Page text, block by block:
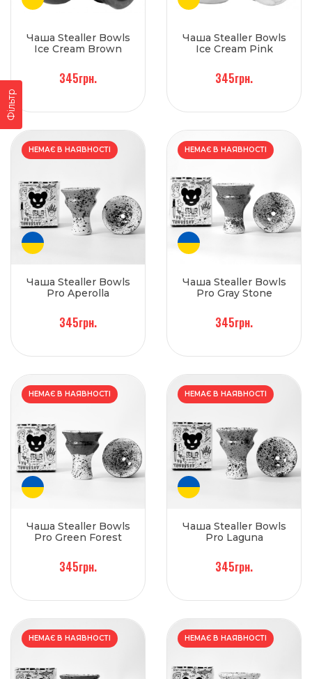
Фільтр
Чаша Stealler Bowls
Ice Cream Brown
345грн.
Чаша Stealler Bowls
Ice Cream Pink
345грн.
НЕМАЄ В НАЯВНОСТІ
Чаша Stealler Bowls
Pro Aperolla
345грн.
НЕМАЄ В НАЯВНОСТІ
Чаша Stealler Bowls
Pro Gray Stone
345грн.
НЕМАЄ В НАЯВНОСТІ
Чаша Stealler Bowls
Pro Green Forest
345грн.
НЕМАЄ В НАЯВНОСТІ
Чаша Stealler Bowls
Pro Laguna
345грн.
НЕМАЄ В НАЯВНОСТІ НЕМАЄ В НАЯВНОСТІ